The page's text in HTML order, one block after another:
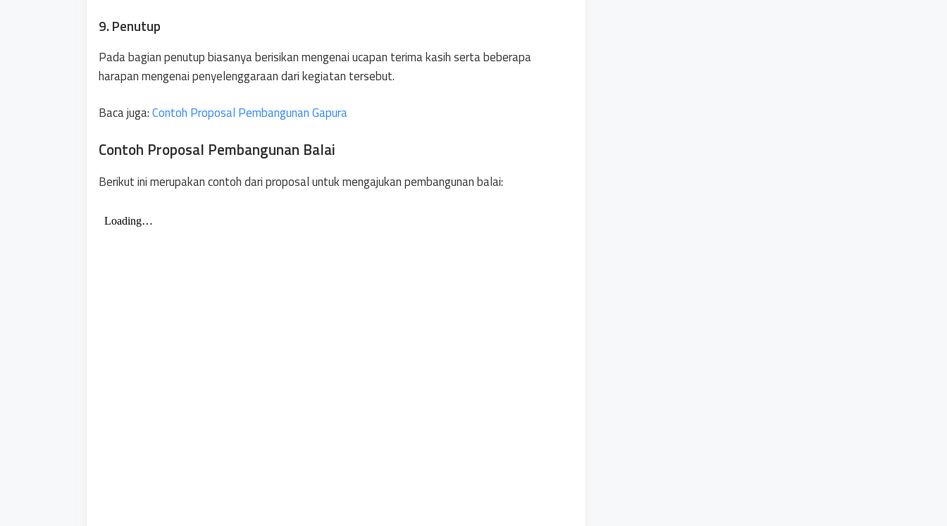
9. Penutup
Pada bagian penutup biasanya berisikan mengenai ucapan terima kasih serta beberapa
harapan mengenai penyelenggaraan dari kegiatan tersebut.
Baca juga:Contoh Proposal Pembangunan Gapura
Contoh Proposal Pembangunan Balai
Berikut ini merupakan contoh dari proposal untuk mengajukan pembangunan balai: